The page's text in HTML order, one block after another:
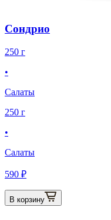
Сондрио
250 г
•
Салаты
250 г
•
Салаты
590 ₽
В корзину